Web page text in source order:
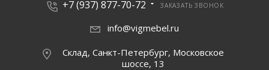
+7 (937) 877-70-72 ЗАКАЗАТЬ ЗВОНОК
info@vigmebel.ru
Склад, Санкт-Петербург, Московское
шоссе, 13